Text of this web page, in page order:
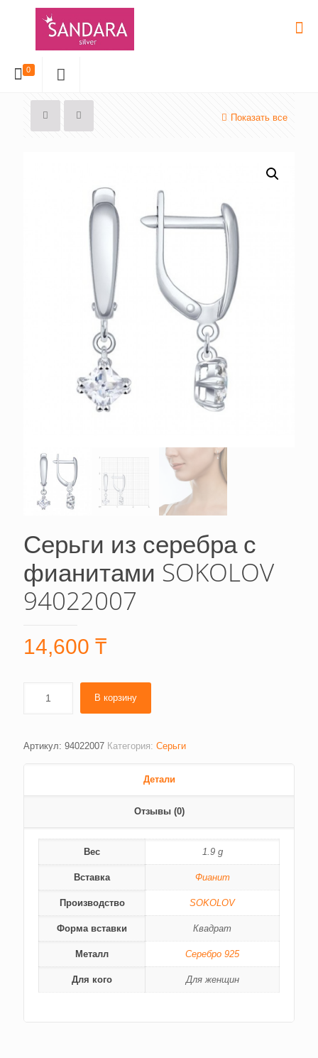
0
Показать все
Серьги из серебра с
фианитами SOKOLOV
94022007
14,600 ₸
В корзину
Артикул: 94022007 Категория: Серьги
Детали
Отзывы (0)
Вес 1.9 g
Вставка Фианит
Производство SOKOLOV
Форма вставки Квадрат
Металл Серебро 925
Для кого Для женщин